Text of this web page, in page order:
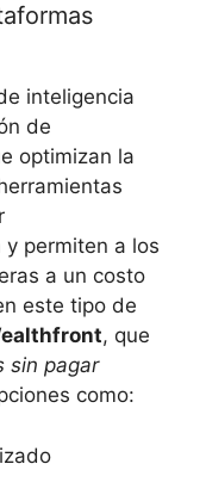
inteligencia
de
​optimizan la
permiten‌ a los
a un costo
este tipo ⁤de
, que
sin pagar
como: